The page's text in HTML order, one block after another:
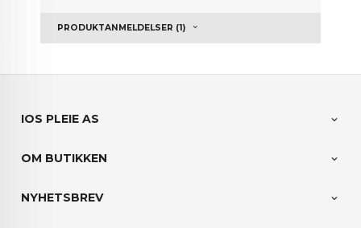
PRODUKTANMELDELSER (1)
IOS PLEIE AS
OM BUTIKKEN
NYHETSBREV